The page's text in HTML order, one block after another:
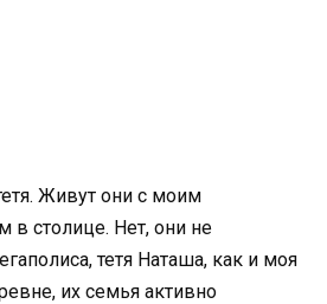
Живут они с моим
столице. Нет, они не
тетя Наташа, как и моя
их семья активно